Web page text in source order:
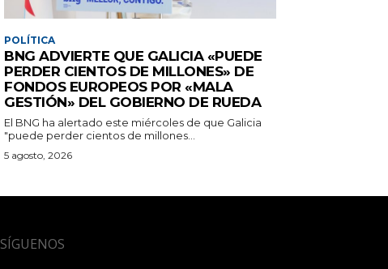
POLÍTICA
BNG ADVIERTE QUE GALICIA «PUEDE
PERDER CIENTOS DE MILLONES» DE
FONDOS EUROPEOS POR «MALA
GESTIÓN» DEL GOBIERNO DE RUEDA
El BNG ha alertado este miércoles de que Galicia
"puede perder cientos de millones...
5 agosto, 2026
SÍGUENOS